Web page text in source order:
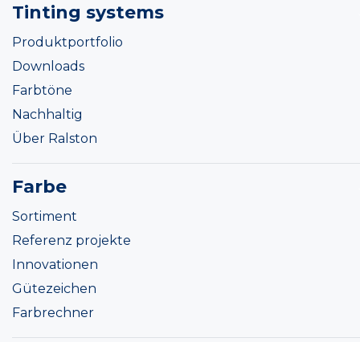
Tinting systems
Produktportfolio
Downloads
Farbtöne
Nachhaltig
Über Ralston
Farbe
Sortiment
Referenz projekte
Innovationen
Gütezeichen
Farbrechner